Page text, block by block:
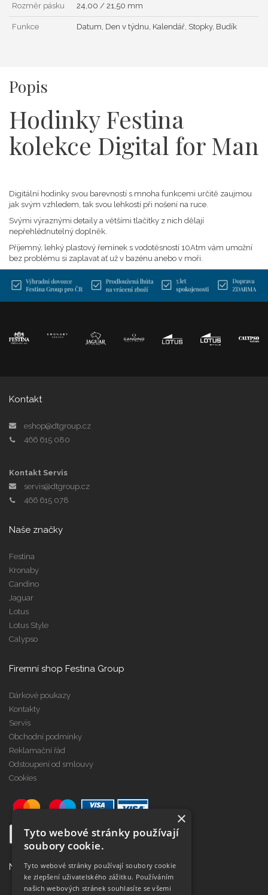
Rozměr pásku 24,00 / 21,50 mm
Funkce Datum, Den v týdnu, Kalendář, Stopky, Budík
Popis
Hodinky Festina
kolekce Digital for Man
Digitální hodinky svou barevností s mnoha funkcemi určitě zaujmou
jak svým vzhledem, tak svou lehkostí při nošení na ruce.
Svými výraznými detaily a většími tlačítky z nich dělají
nepřehlédnutelný doplněk.
Příjemný, lehký plastový řemínek s vodotěsností 10Atm vám umožní
bez problému si zaplavat ať už v bazénu anebo v moři.
Kontakt
eshop@dtgroup.cz
466 615 080
Kontakt Servis
servis@dtgroup.cz
466 615 078
Naše značky
Festina
Kronaby
Candino
Jaguar
Lotus
Lotus Style
Calypso
Firemní shop Festina Group
Dárkové poukazy
Kontakty
Servis
Obchodní podmínky
Reklamační řád
Odstoupení od smlouvy
Cookies
Najdete nás na
×
Tyto webové stránky používají
soubory cookie.
Tyto webové stránky používají soubory cookie
ke zlepšení uživatelského zážitku. Používáním
našich webových stránek souhlasíte se všemi